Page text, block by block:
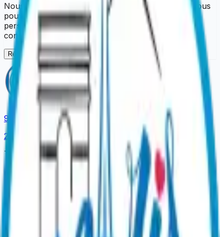
Nous sommes désolés pour la gêne occasionnée. Vous
pouvez réessayer dans un instant. Si le problème
persiste, contactez-nous en précisant la page
concernée.
Réessayer
9.4/ 10
2,975
The official platform to book your Parisian experiences.
Our Experiences
Dinner Shows Dinner Cruises
Tastings
Unusual ToursGift Ideas